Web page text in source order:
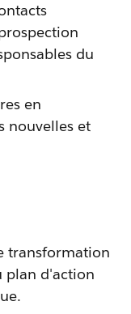
du
en
nouvelles et
transformation
plan d'action